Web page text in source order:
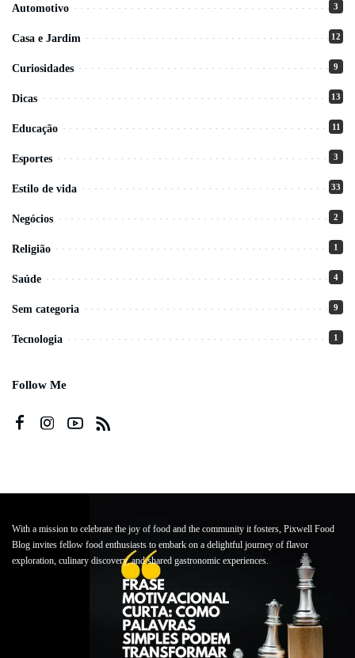
Automotivo 3
Casa e Jardim 12
Curiosidades 9
Dicas 13
Educação 11
Esportes 3
Estilo de vida 33
Negócios 2
Religião 1
Saúde 4
Sem categoria 9
Tecnologia 1
Follow Me
With a mission to celebrate the joy of food and the community it fosters, Pixwell Food
Blog invites fellow food enthusiasts to embark on a delightful journey of flavor
exploration, culinary discovery, and shared gastronomic experiences.